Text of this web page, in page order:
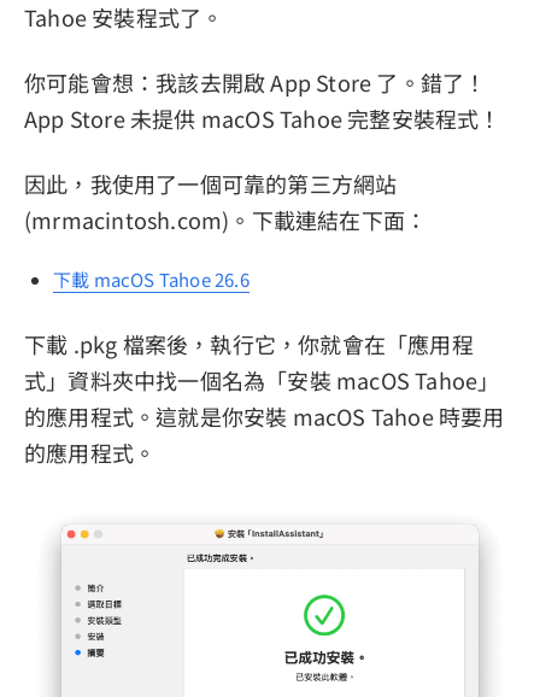
Tahoe 安裝程式了。
你可能會想：我該去開啟 App Store 了。錯了！
App Store 未提供 macOS Tahoe 完整安裝程式！
因此，我使用了一個可靠的第三方網站
(mrmacintosh.com)。下載連結在下面：
下載 macOS Tahoe 26.6
下載 .pkg 檔案後，執行它，你就會在「應用程
式」資料夾中找一個名為「安裝 macOS Tahoe」
的應用程式。這就是你安裝 macOS Tahoe 時要用
的應用程式。